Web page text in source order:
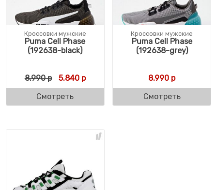
Кроссовки мужские
Puma Cell Phase
(192638-black)
8.990р Первоначальная цена составляла 8.990
5.840рТекущая цена: 5.840 р.
Смотреть
Кроссовки мужские
Puma Cell Phase
(192638-grey)
8.990 р
Смотреть